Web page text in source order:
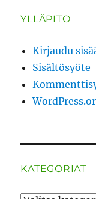
YLLÄPITO
Kirjaudu
Sisältösyöte
KATEGORIAT